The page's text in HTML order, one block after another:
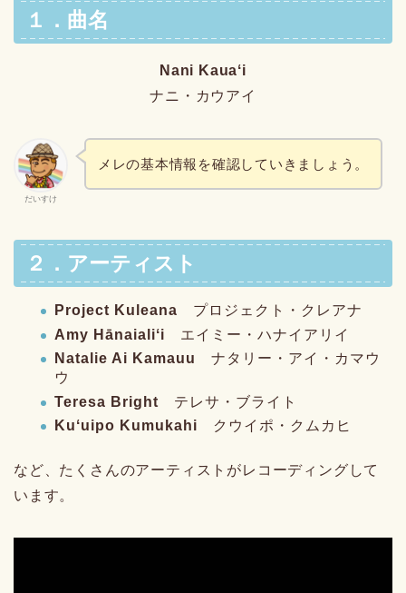
１．曲名
Nani Kauaʻi
ナニ・カウアイ
だいすけ
メレの基本情報を確認していきましょう。
２．アーティスト
Project Kuleana プロジェクト・クレアナ
Amy Hānaialiʻi エイミー・ハナイアリイ
Natalie Ai Kamauu
ナタリー・アイ・カマウ
ウ
Teresa Bright テレサ・ブライト
Kuʻuipo Kumukahi クウイポ・クムカヒ
など、たくさんのアーティストがレコーディングして
います。